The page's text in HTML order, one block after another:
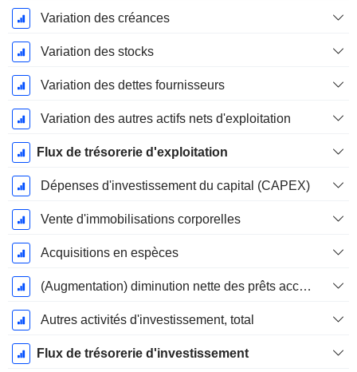
Variation des créances
Variation des stocks
Variation des dettes fournisseurs
Variation des autres actifs nets d'exploitation
Flux de trésorerie d'exploitation
Dépenses d'investissement du capital (CAPEX)
Vente d'immobilisations corporelles
Acquisitions en espèces
(Augmentation) diminution nette des prêts accordés / vendus - Investissements
Autres activités d'investissement, total
Flux de trésorerie d'investissement